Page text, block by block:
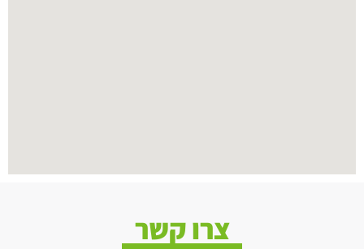
צרו קשר